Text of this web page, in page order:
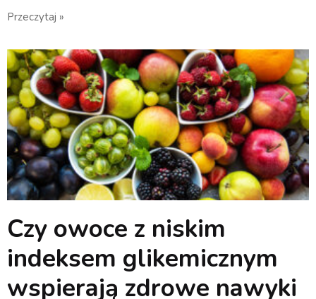
Przeczytaj »
Czy owoce z niskim
indeksem glikemicznym
wspierają zdrowe nawyki